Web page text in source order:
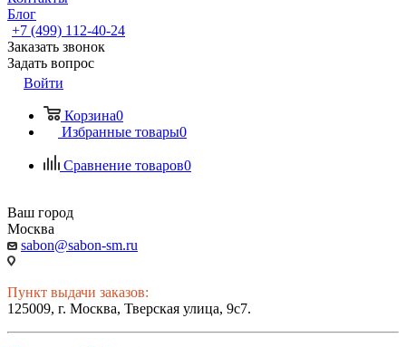
Блог
+7 (499) 112-40-24
Заказать звонок
Задать вопрос
Войти
Корзина0
Избранные товары0
Сравнение товаров0
Ваш город
Москва
sabon@sabon-sm.ru
Пункт выдачи заказов:
125009, г. Москва, Тверская улица, 9с7.